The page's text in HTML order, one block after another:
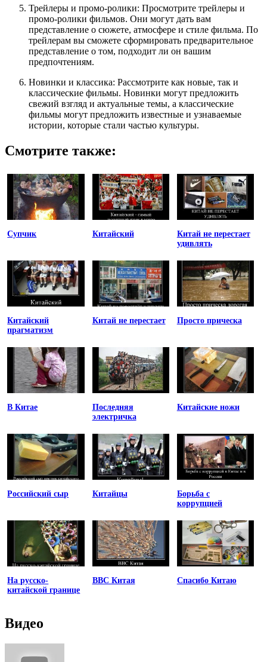
Трейлеры и промо-ролики: Просмотрите трейлеры и
промо-ролики фильмов. Они могут дать вам
представление о сюжете, атмосфере и стиле фильма. По
трейлерам вы сможете сформировать предварительное
представление о том, подходит ли он вашим
предпочтениям.
Новинки и классика: Рассмотрите как новые, так и
классические фильмы. Новинки могут предложить
свежий взгляд и актуальные темы, а классические
фильмы могут предложить известные и узнаваемые
истории, которые стали частью культуры.
Смотрите также:
Супчик Китайский
Китай не перестает
удивлять
Китайский
прагматизм
Китай не перестает Просто прическа
В Китае
Последняя
электричка
Китайские ножи
Российский сыр Китайцы
Борьба с
коррупцией
На русско-
китайской границе
ВВС Китая Спасибо Китаю
Видео